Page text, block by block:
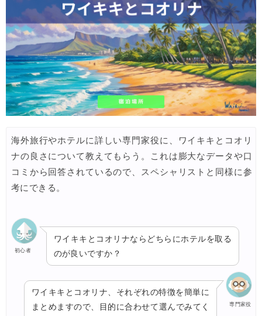
海外旅行やホテルに詳しい専門家役に、ワイキキとコオリ
ナの良さについて教えてもらう。これは膨大なデータや口
コミから回答されているので、スペシャリストと同様に参
考にできる。
初心者
ワイキキとコオリナならどちらにホテルを取る
のが良いですか？
専門家役
ワイキキとコオリナ、それぞれの特徴を簡単に
まとめますので、目的に合わせて選んでみてく